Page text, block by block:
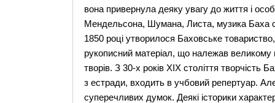
вона привернула деяку увагу до життя і
Мендельсона, Шумана, Листа, музика Баха
1850 році утворилося Баховське
рукописний матеріал, що належав великому
творів. З 30-х років XIX століття
з естради, входить в учбовий репертуар.
суперечливих думок. Деякі історики